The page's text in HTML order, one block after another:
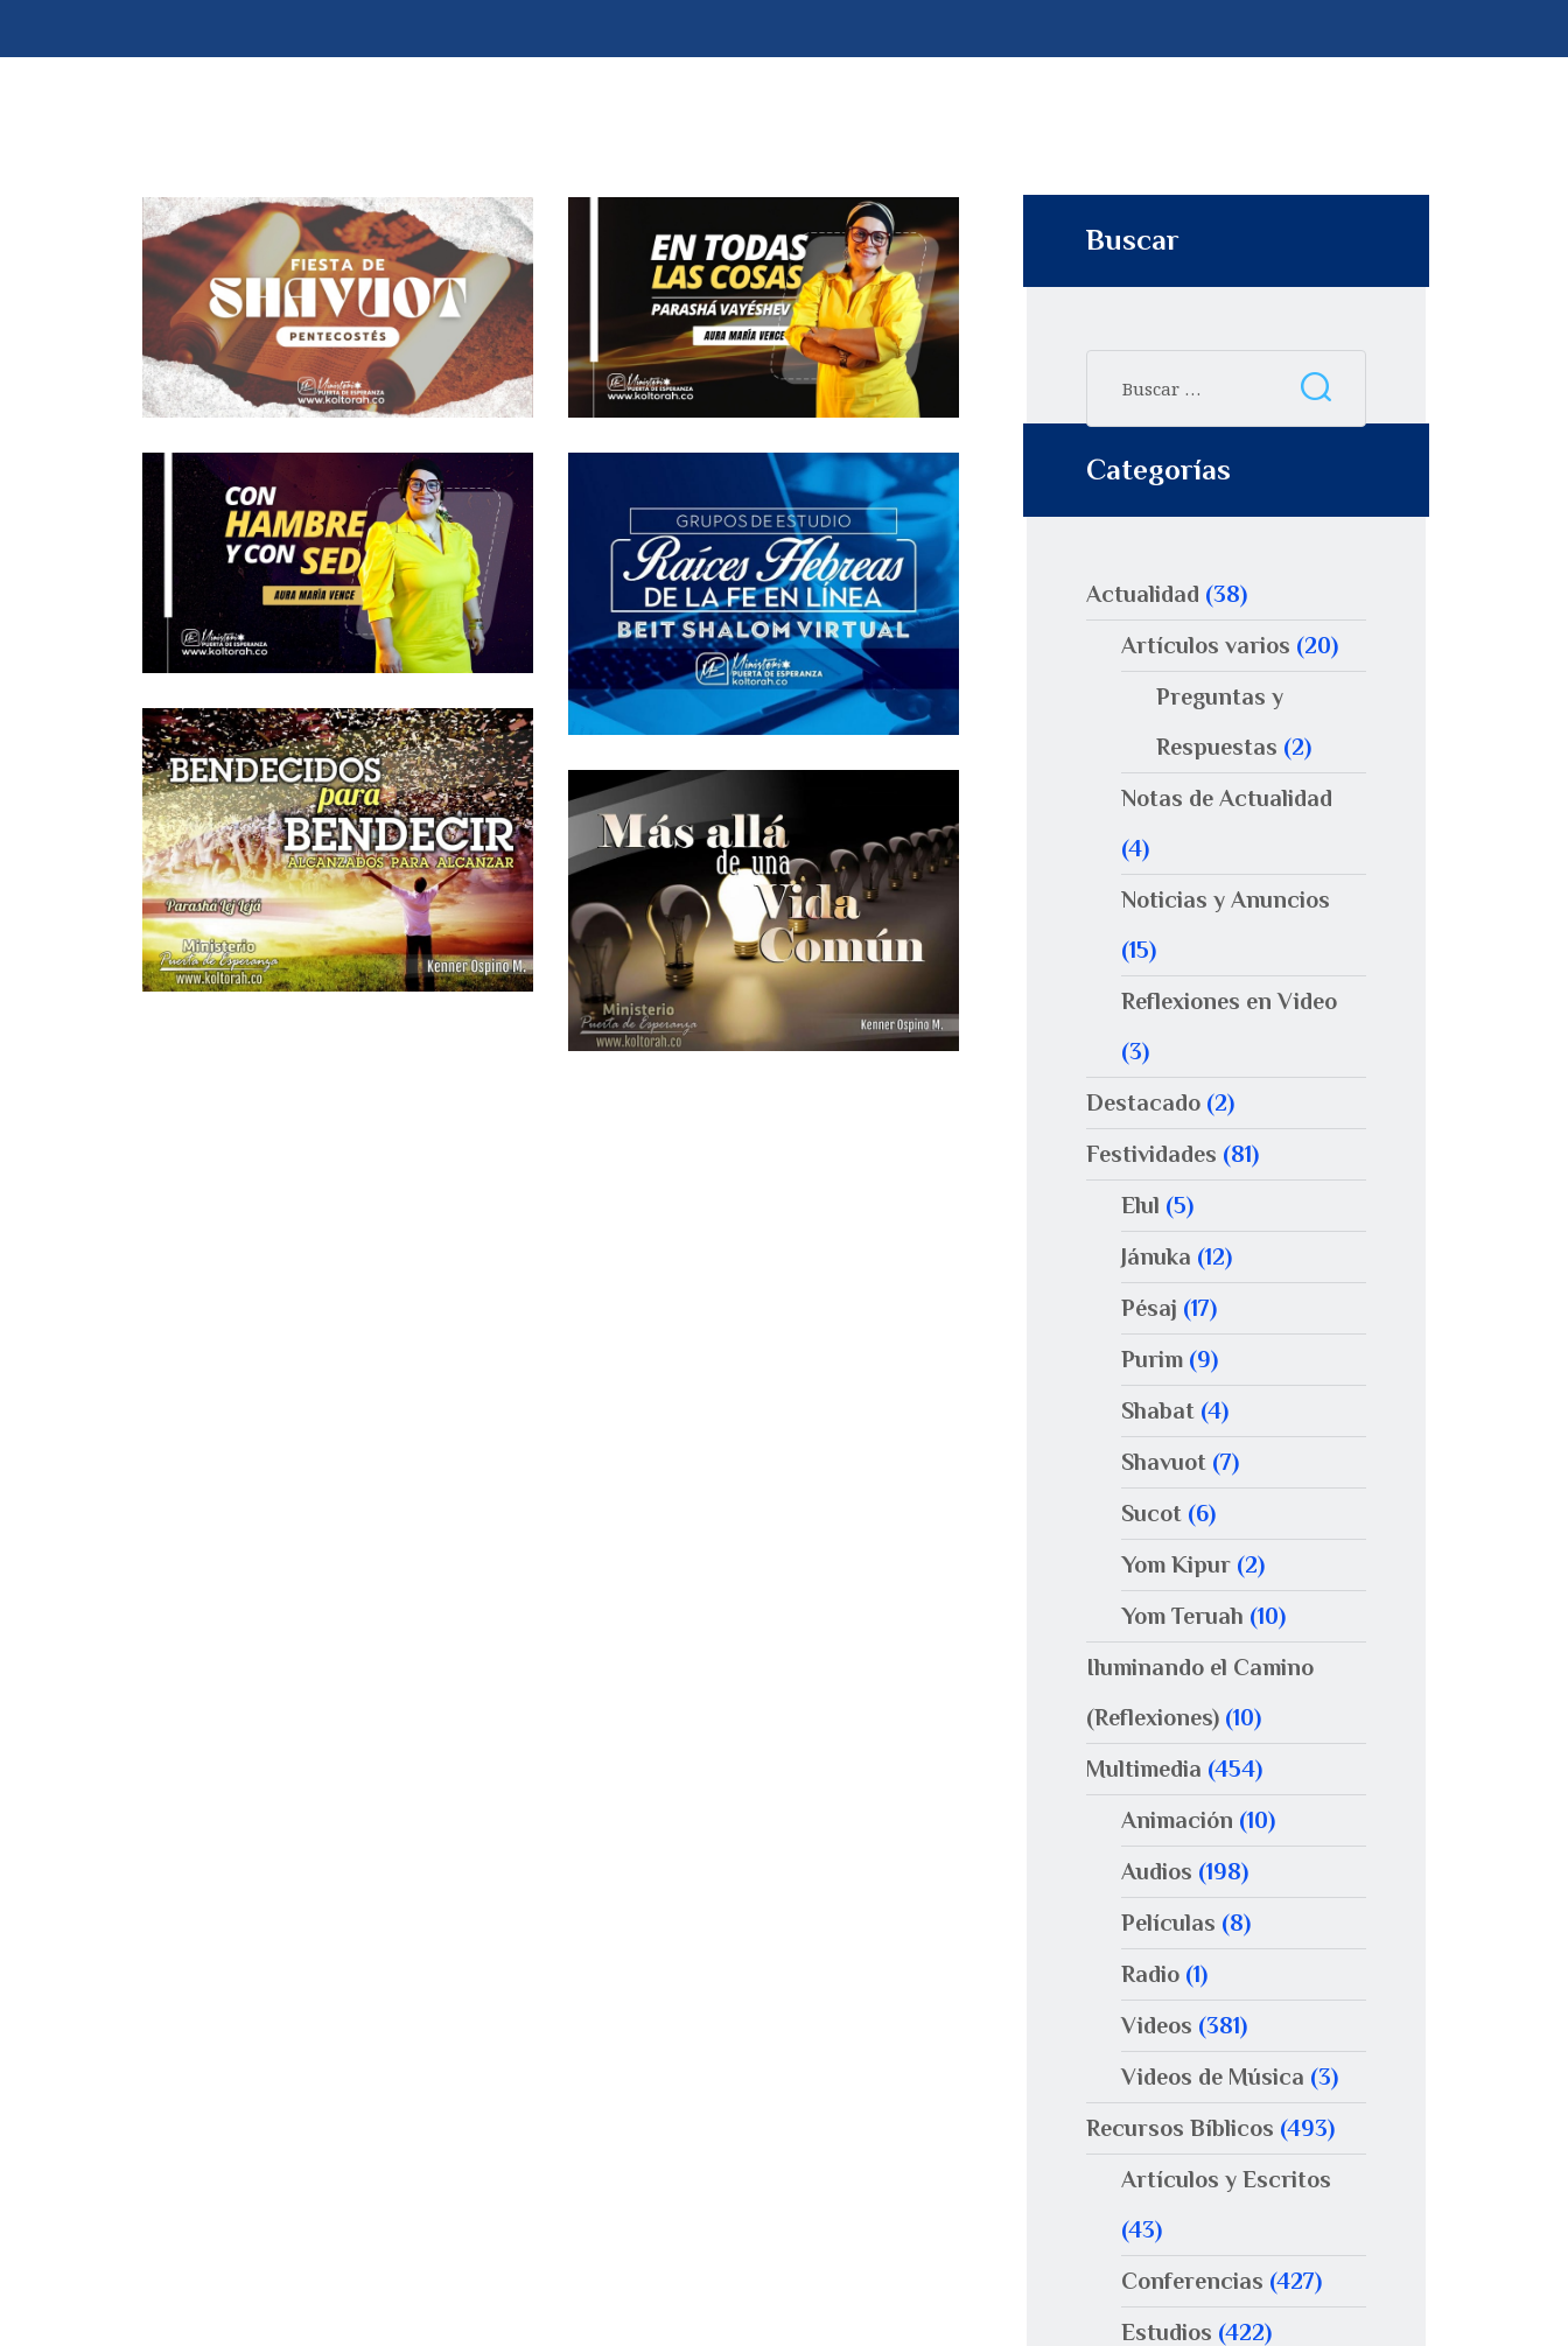
Buscar
Categorías
Actualidad (38)
Artículos varios (20)
Preguntas y
Respuestas (2)
Notas de Actualidad
(4)
Noticias y Anuncios
(15)
Reflexiones en Video
(3)
Destacado (2)
Festividades (81)
Elul (5)
Jánuka (12)
Pésaj (17)
Purim (9)
Shabat (4)
Shavuot (7)
Sucot (6)
Yom Kipur (2)
Yom Teruah (10)
Iluminando el Camino
(Reflexiones) (10)
Multimedia (454)
Animación (10)
Audios (198)
Películas (8)
Radio (1)
Videos (381)
Videos de Música (3)
Recursos Bíblicos (493)
Artículos y Escritos
(43)
Conferencias (427)
Estudios (422)
i